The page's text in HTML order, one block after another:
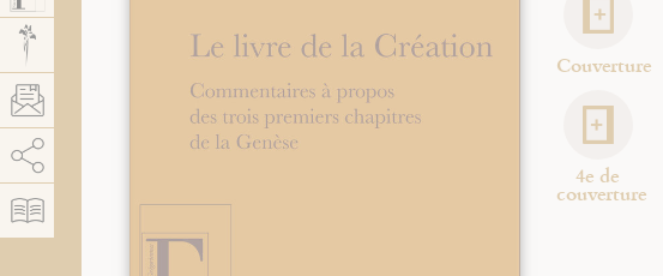
Couverture
4e de
couverture
AddThis está deshabilitado. Permitir